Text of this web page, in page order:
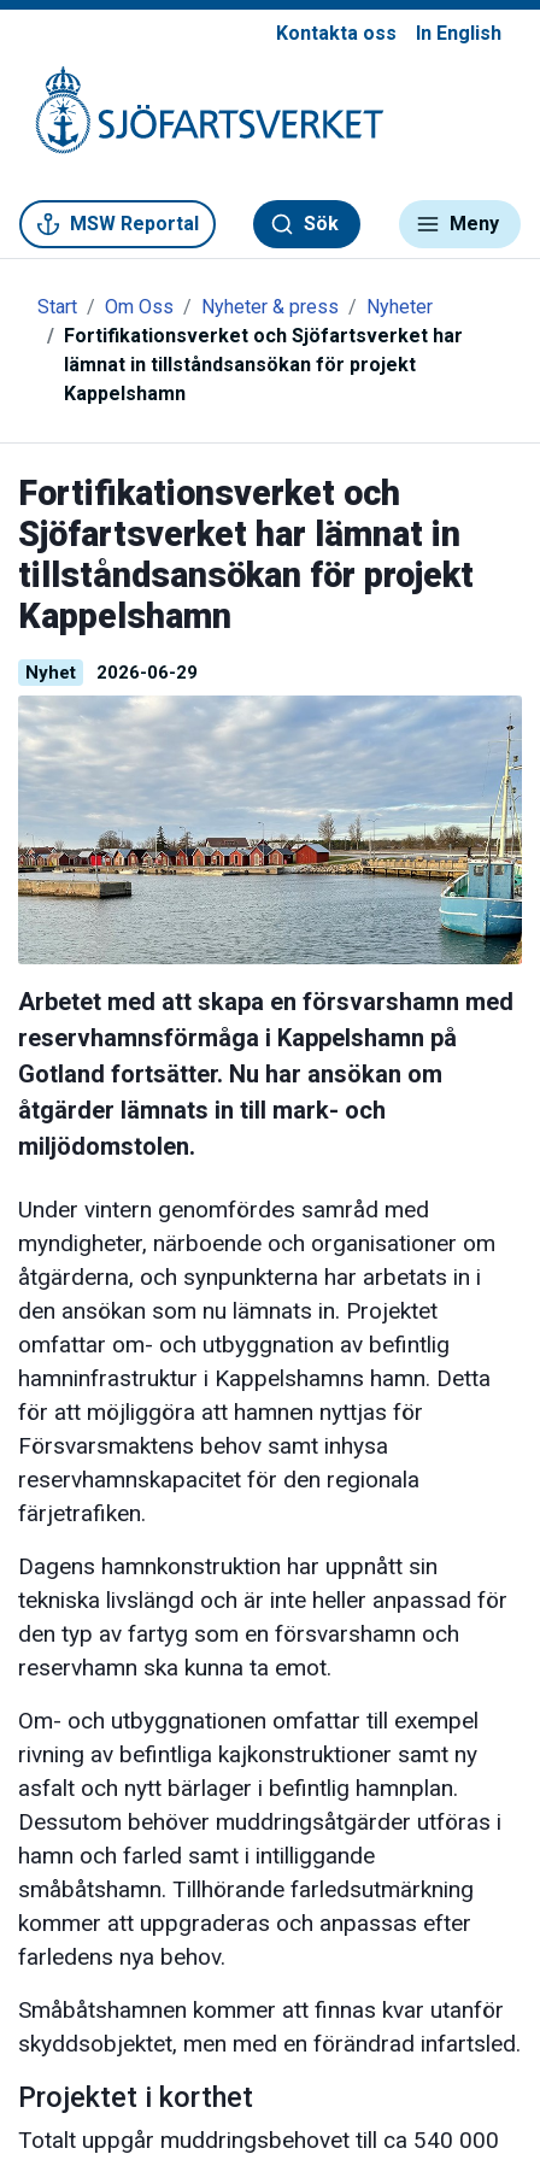
Kontakta oss In English
MSW Reportal Sök Meny
Start Om Oss Nyheter & press
Nyheter
Fortifikationsverket och Sjöfartsverket har
lämnat in tillståndsansökan för projekt
Kappelshamn
Fortifikationsverket och
Sjöfartsverket har lämnat in
tillståndsansökan för projekt
Kappelshamn
Nyhet 2026-06-29
Arbetet med att skapa en försvarshamn med
reservhamnsförmåga i Kappelshamn på
Gotland fortsätter. Nu har ansökan om
åtgärder lämnats in till mark- och
miljödomstolen.
Under vintern genomfördes samråd med
myndigheter, närboende och organisationer om
åtgärderna, och synpunkterna har arbetats in i
den ansökan som nu lämnats in. Projektet
omfattar om- och utbyggnation av befintlig
hamninfrastruktur i Kappelshamns hamn. Detta
för att möjliggöra att hamnen nyttjas för
Försvarsmaktens behov samt inhysa
reservhamnskapacitet för den regionala
färjetrafiken.
Dagens hamnkonstruktion har uppnått sin
tekniska livslängd och är inte heller anpassad för
den typ av fartyg som en försvarshamn och
reservhamn ska kunna ta emot.
Om- och utbyggnationen omfattar till exempel
rivning av befintliga kajkonstruktioner samt ny
asfalt och nytt bärlager i befintlig hamnplan.
Dessutom behöver muddringsåtgärder utföras i
hamn och farled samt i intilliggande
småbåtshamn. Tillhörande farledsutmärkning
kommer att uppgraderas och anpassas efter
farledens nya behov.
Småbåtshamnen kommer att finnas kvar utanför
skyddsobjektet, men med en förändrad infartsled.
Projektet i korthet
Totalt uppgår muddringsbehovet till ca 540 000